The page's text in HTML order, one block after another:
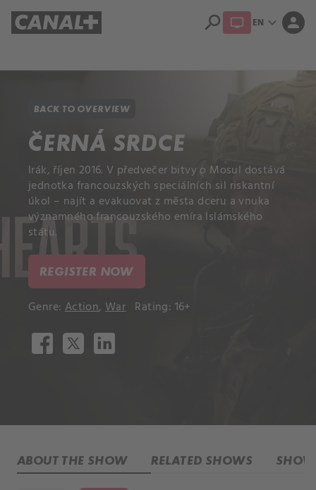
search EN expand_more person
BACK TO OVERVIEW
ČERNÁ SRDCE
Irák, říjen 2016. V předvečer bitvy o Mosul dostává
jednotka francouzských speciálních sil riskantní
úkol – najít a evakuovat z města dceru a vnuka
významného francouzského emíra Islámského
státu.
REGISTER NOW
Genre: Action,War Rating: 16+
ABOUT THE SHOW RELATED SHOWS